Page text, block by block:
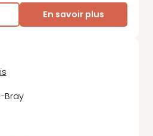
En savoir plus
Bray